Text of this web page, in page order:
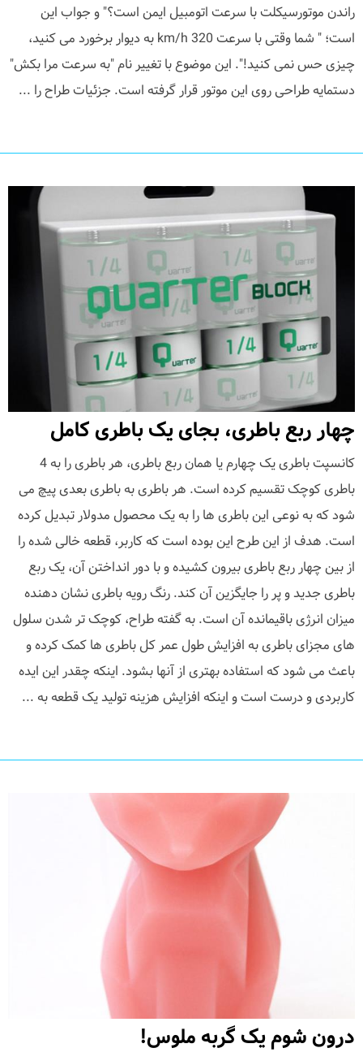
راندن موتورسیکلت با سرعت اتومبیل ایمن است؟" و جواب این
است؛ " شما وقتی با سرعت 320 km/h به دیوار برخورد می کنید،
چیزی حس نمی کنید!". این موضوع با تغییر نام "به سرعت مرا بکش"
دستمایه طراحی روی این موتور قرار گرفته است. جزئیات طراح را ...
چهار ربع باطری، بجای یک باطری کامل
کانسپت باطری یک چهارم یا همان ربع باطری، هر باطری را به 4
باطری کوچک تقسیم کرده است. هر باطری به باطری بعدی پیچ می
شود که به نوعی این باطری ها را به یک محصول مدولار تبدیل کرده
است. هدف از این طرح این بوده است که کاربر، قطعه خالی شده را
از بین چهار ربع باطری بیرون کشیده و با دور انداختن آن، یک ربع
باطری جدید و پر را جایگزین آن کند. رنگ رویه باطری نشان دهنده
میزان انرژی باقیمانده آن است. به گفته طراح، کوچک تر شدن سلول
های مجزای باطری به افزایش طول عمر کل باطری ها کمک کرده و
باعث می شود که استفاده بهتری از آنها بشود. اینکه چقدر این ایده
کاربردی و درست است و اینکه افزایش هزینه تولید یک قطعه به ...
درون شوم یک گربه ملوس!